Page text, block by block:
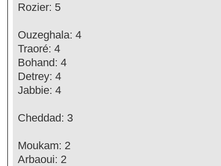
Rozier: 5
Ouzeghala: 4
Traoré: 4
Bohand: 4
Detrey: 4
Jabbie: 4
Cheddad: 3
Moukam: 2
Arbaoui: 2